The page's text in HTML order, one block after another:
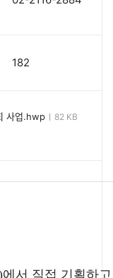
182
사업.hwp 82 KB
에서 직접 기획하